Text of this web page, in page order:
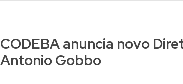
CODEBA anuncia novo
Antonio Gobbo